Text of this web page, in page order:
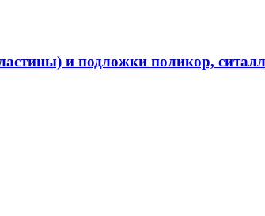
и подложки поликор, ситалл